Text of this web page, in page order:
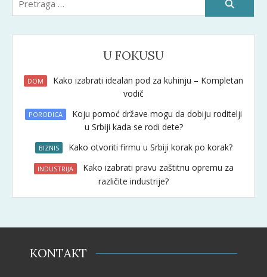
U FOKUSU
DOM
Kako izabrati idealan pod za kuhinju – Kompletan
vodič
PORODICA
Koju pomoć države mogu da dobiju roditelji
u Srbiji kada se rodi dete?
BIZNIS Kako otvoriti firmu u Srbiji korak po korak?
INDUSTRIJA
Kako izabrati pravu zaštitnu opremu za
različite industrije?
KONTAKT